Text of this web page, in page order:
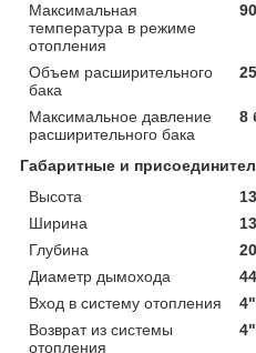
Максимальная
температура в режиме
отопления
Объем расширительного
бака
Максимальное давление
расширительного бака
8
Габаритные и
Высота
Ширина
Глубина
Диаметр дымохода
Вход в систему отопления
4"
Возврат из системы
отопления
4"